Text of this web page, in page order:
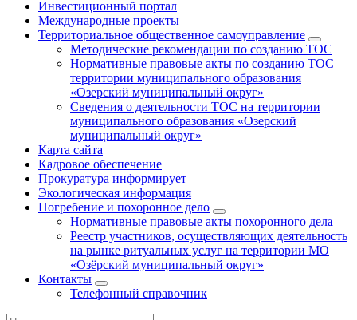
Инвестиционный портал
Международные проекты
Территориальное общественное самоуправление
Методические рекомендации по созданию ТОС
Нормативные правовые акты по созданию ТОС
территории муниципального образования
«Озерский муниципальный округ»
Сведения о деятельности ТОС на территории
муниципального образования «Озерский
муниципальный округ»
Карта сайта
Кадровое обеспечение
Прокуратура информирует
Экологическая информация
Погребение и похоронное дело
Нормативные правовые акты похоронного дела
Реестр участников, осуществляющих деятельность
на рынке ритуальных услуг на территории МО
«Озёрский муниципальный округ»
Контакты
Телефонный справочник